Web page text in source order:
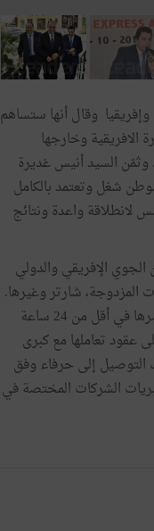
وقال أنها ستساهم
الافريقية وخارجها
السيد أنيس غديرة
مؤسس الشركة الذي سخّر تمويلات هامة تفوق 160 مليون دينار وتوفر ما لا يقل عن 450 موطن شغل وتعتمد بالكامل
لانطلاقة واعدة ونتائج
الإفريقي والدولي
المزدوجة، شارتر وغيرها.
وأضاف أن إكسبريس آر كارڤو تتحلى بامتيازات تفاضلية من خلال تقصير آجال التسليم، إذ تختصرها في أقل من 24 ساعة
عقود تعاملها مع كبرى
التوصيل إلى حرفاء وفق
الشركات المختصة في